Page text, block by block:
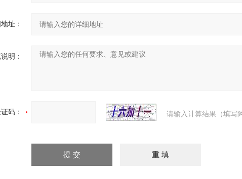
址：
明：
码： 请输入计算结果（填写